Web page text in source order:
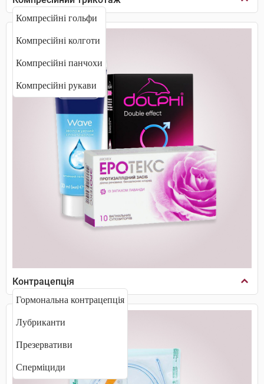
Компресійні гольфи
Компресійні колготи
Компресійні панчохи
Компресійні рукави
Контрацепція
Гормональна контрацепція
Лубриканти
Презервативи
Сперміциди